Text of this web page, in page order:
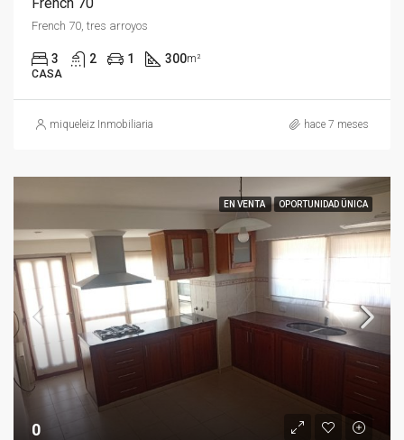
French 70, tres arroyos
3 2 1 300m²
CASA
miqueleiz Inmobiliaria hace 7 meses
EN VENTA OPORTUNIDAD ÜNICA
0